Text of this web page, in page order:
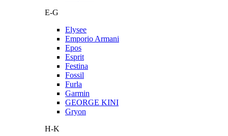
E-G
Elysee
Emporio Armani
Epos
Esprit
Festina
Fossil
Furla
Garmin
GEORGE KINI
Gryon
H-K